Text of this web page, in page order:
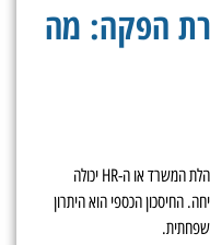
הפקה: מה
, לרוב מנהלת המשרד או ה-HR יכולה
החיסכון הכספי הוא היתרון